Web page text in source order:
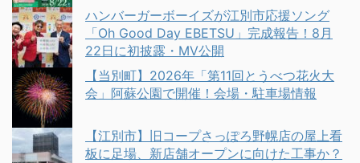
ハンバーガーボーイズが江別市応援ソング
「Oh Good Day EBETSU」完成報告！8月
22日に初披露・MV公開
【当別町】2026年「第11回とうべつ花火大
会」阿蘇公園で開催！会場・駐車場情報
【江別市】旧コープさっぽろ野幌店の屋上看
板に足場、新店舗オープンに向けた工事か？